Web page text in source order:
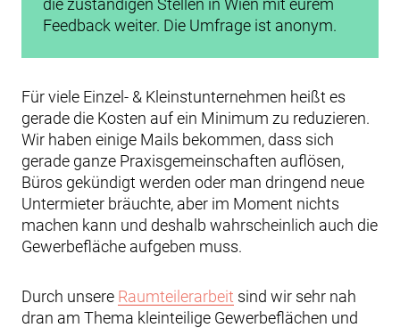
Feedback weiter. Die Umfrage ist anonym.
Für viele Einzel- & Kleinstunternehmen heißt es
gerade die Kosten auf ein Minimum zu reduzieren.
Wir haben einige Mails bekommen, dass sich
gerade ganze Praxisgemeinschaften auflösen,
Büros gekündigt werden oder man dringend neue
Untermieter bräuchte, aber im Moment nichts
machen kann und deshalb wahrscheinlich auch die
Gewerbefläche aufgeben muss.
Durch unsere Raumteilerarbeit sind wir sehr nah
dran am Thema kleinteilige Gewerbeflächen und